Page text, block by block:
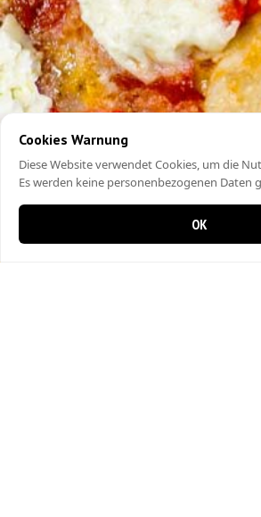
Cookies Warnung
Diese Website verwendet Cookies, um die
Es werden keine personenbezogenen Daten
OK